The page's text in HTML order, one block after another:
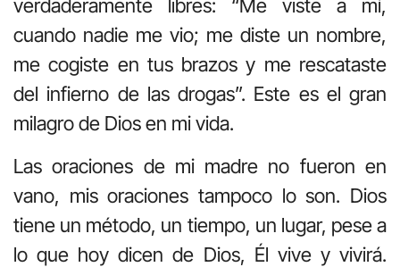
verdaderamente libres: “Me viste a mí,
cuando nadie me vio; me diste un nombre,
me cogiste en tus brazos y me rescataste
del infierno de las drogas”. Este es el gran
milagro de Dios en mi vida.
Las oraciones de mi madre no fueron en
vano, mis oraciones tampoco lo son. Dios
tiene un método, un tiempo, un lugar, pese a
lo que hoy dicen de Dios, Él vive y vivirá.